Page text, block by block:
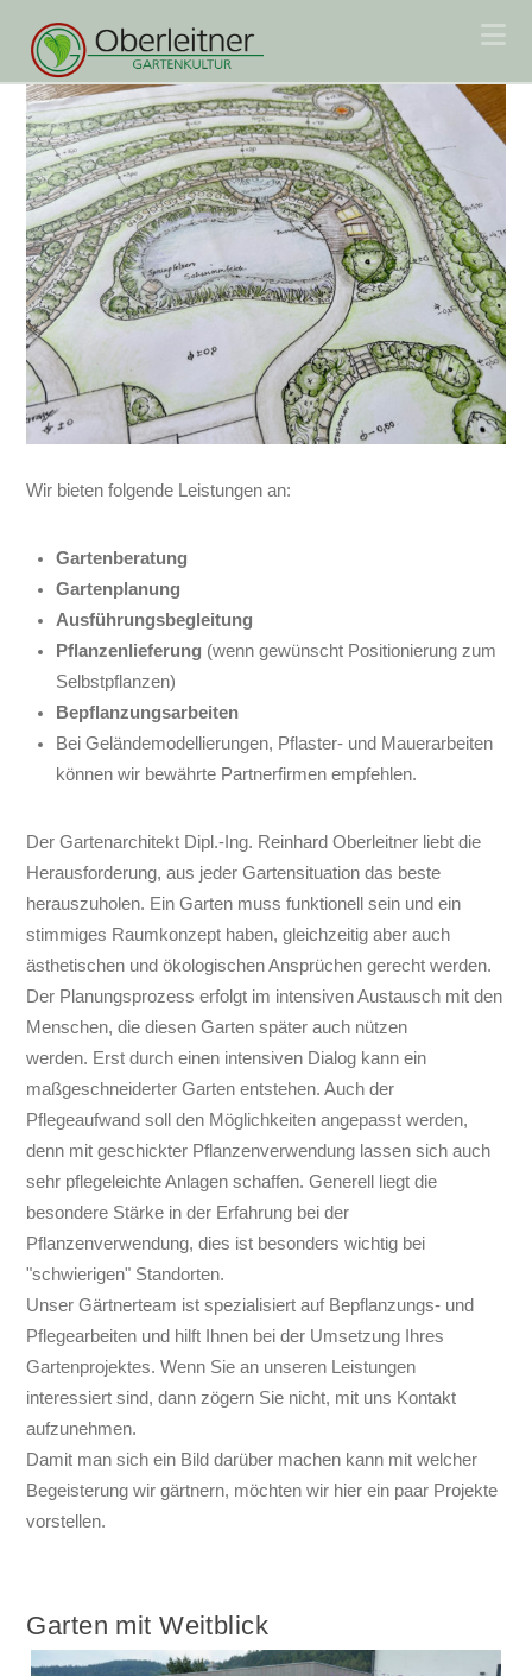
Wir bieten folgende Leistungen an:
Gartenberatung
Gartenplanung
Ausführungsbegleitung
Pflanzenlieferung (wenn gewünscht Positionierung zum
Selbstpflanzen)
Bepflanzungsarbeiten
Bei Geländemodellierungen, Pflaster- und Mauerarbeiten
können wir bewährte Partnerfirmen empfehlen.
Der Gartenarchitekt Dipl.-Ing. Reinhard Oberleitner liebt die
Herausforderung, aus jeder Gartensituation das beste
herauszuholen. Ein Garten muss funktionell sein und ein
stimmiges Raumkonzept haben, gleichzeitig aber auch
ästhetischen und ökologischen Ansprüchen gerecht werden.
Der Planungsprozess erfolgt im intensiven Austausch mit den
Menschen, die diesen Garten später auch nützen
werden. Erst durch einen intensiven Dialog kann ein
maßgeschneiderter Garten entstehen. Auch der
Pflegeaufwand soll den Möglichkeiten angepasst werden,
denn mit geschickter Pflanzenverwendung lassen sich auch
sehr pflegeleichte Anlagen schaffen. Generell liegt die
besondere Stärke in der Erfahrung bei der
Pflanzenverwendung, dies ist besonders wichtig bei
"schwierigen" Standorten.
Unser Gärtnerteam ist spezialisiert auf Bepflanzungs- und
Pflegearbeiten und hilft Ihnen bei der Umsetzung Ihres
Gartenprojektes. Wenn Sie an unseren Leistungen
interessiert sind, dann zögern Sie nicht, mit uns Kontakt
aufzunehmen.
Damit man sich ein Bild darüber machen kann mit welcher
Begeisterung wir gärtnern, möchten wir hier ein paar Projekte
vorstellen.
Garten mit Weitblick